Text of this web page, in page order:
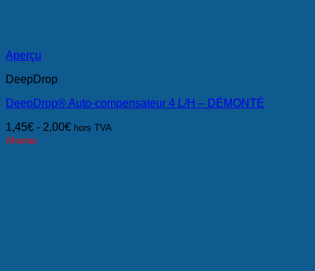
Aperçu
DeepDrop
DeepDrop® Auto-compensateur 4 L/H – DÉMONTÉ
1,45€ - 2,00€ hors TVA
Ahorras